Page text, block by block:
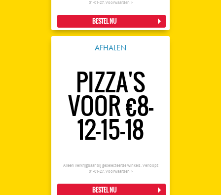
01-01-27. Voorwaarden >
BESTEL NU
AFHALEN
PIZZA'S
VOOR €8-
12-15-18
Alleen verkrijgbaar bij geselecteerde winkels. Verloopt
01-01-27. Voorwaarden >
BESTEL NU